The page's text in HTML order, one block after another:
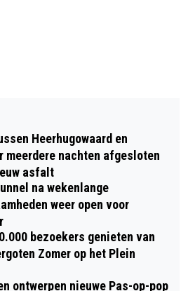
MAGAZINE
OVERHANDIGD AAN
ANJA SCHOUTEN
VOOR
IN
Heerhugowaard en
meerdere nachten afgesloten
asfalt
na wekenlange
weer open voor
bezoekers genieten van
Zomer op het Plein
ontwerpen nieuwe Pas-op-pop